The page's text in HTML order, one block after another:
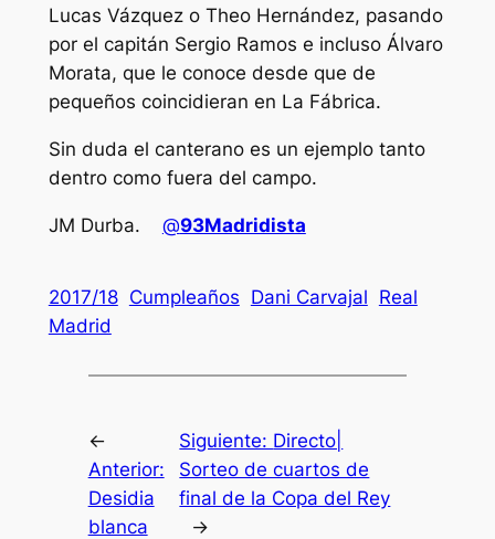
Lucas Vázquez o Theo Hernández, pasando
por el capitán Sergio Ramos e incluso Álvaro
Morata, que le conoce desde que de
pequeños coincidieran en La Fábrica.
Sin duda el canterano es un ejemplo tanto
dentro como fuera del campo.
JM Durba. @93Madridista
2017/18 Cumpleaños Dani Carvajal Real
Madrid
←
Anterior:
Desidia
blanca
Siguiente: Directo|
Sorteo de cuartos de
final de la Copa del Rey
→